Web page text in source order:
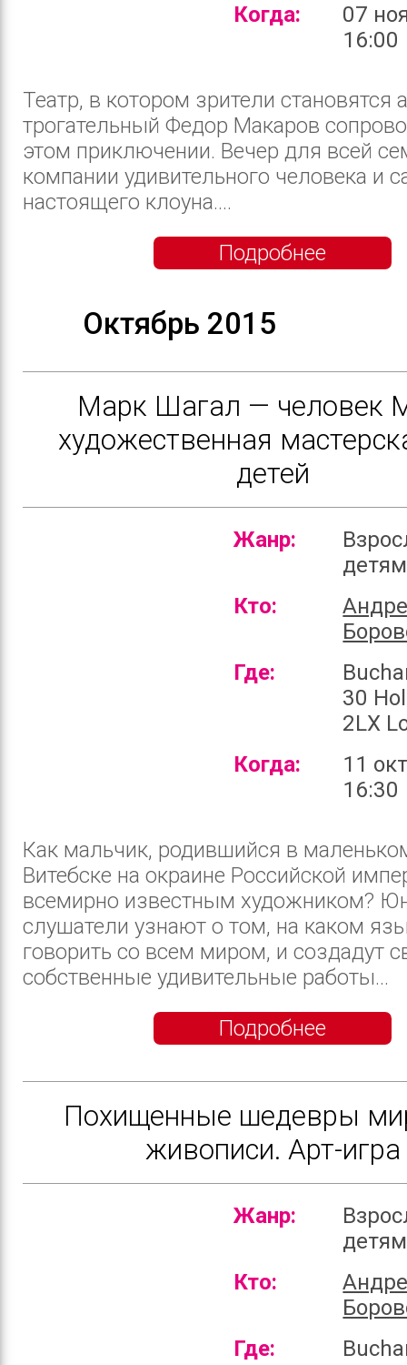
Когда:
07
16:00
Театр, в котором зрители становятся
трогательный Федор Макаров
этом приключении. Вечер для всей
компании удивительного человека и
настоящего клоуна....
Подробнее
Октябрь 2015
Марк Шагал — человек
художественная
детей
Жанр:
детям
Кто:
Где:
30
2LX
Когда:
11
16:30
Как мальчик, родившийся в
Витебске на окраине Российской
всемирно известным художником?
слушатели узнают о том, на каком
говорить со всем миром, и создадут
собственные удивительные работы...
Подробнее
Похищенные шедевры
живописи. Арт-игра
Жанр:
детям
Кто:
Где: